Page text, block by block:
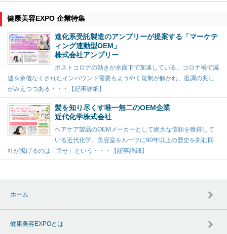
健康美容EXPO 企業特集
進化系受託製造のアンプリーが提案する「マーケテ
ィング連動型OEM」
株式会社アンプリー
ポストコロナの動きが水面下で加速している。コロナ禍で減
速を余儀なくされたインバウンド需要もようやく規制が解かれ、復調の兆し
がみえつつある・・・【記事詳細】
髪を知り尽くす唯一無二のOEM企業
近代化学株式会社
ヘアケア製品のOEMメーカーとして絶大な信頼を獲得して
いる近代化学。美容室をルーツに90年以上の歴史を刻む同
社が掲げるのは「幸せ」という・・・【記事詳細】
ホーム
健康美容EXPOとは